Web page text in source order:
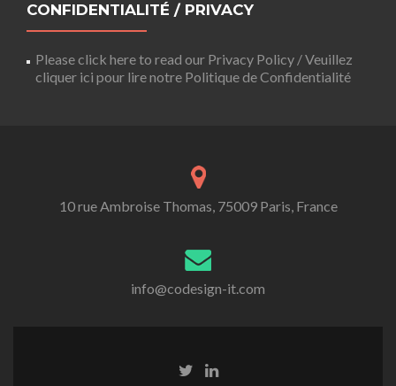
CONFIDENTIALITÉ / PRIVACY
Please click here to read our Privacy Policy / Veuillez
cliquer ici pour lire notre Politique de Confidentialité
10 rue Ambroise Thomas, 75009 Paris, France
info@codesign-it.com